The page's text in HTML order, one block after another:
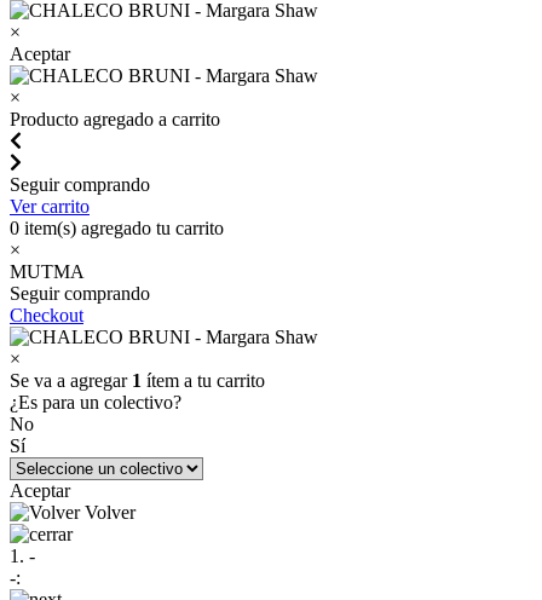
×
Aceptar
×
Producto agregado a carrito
Seguir comprando
Ver carrito
0 item(s) agregado tu carrito
×
MUTMA
Seguir comprando
Checkout
×
Se va a agregar 1 ítem a tu carrito
¿Es para un colectivo?
No
Sí
Aceptar
Volver
1. -
-: